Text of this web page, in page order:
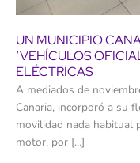
UN MUNICIPIO
‘VEHÍCULOS
ELÉCTRICAS
A mediados de
Canaria, incorporó a su
movilidad nada habitual
motor, por […]